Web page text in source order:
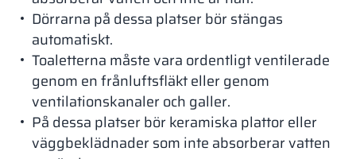
Dörrarna på dessa platser bör stängas
automatiskt.
Toaletterna måste vara ordentligt ventilerade
genom en frånluftsfläkt eller genom
ventilationskanaler och galler.
På dessa platser bör keramiska plattor eller
väggbeklädnader som inte absorberar vatten